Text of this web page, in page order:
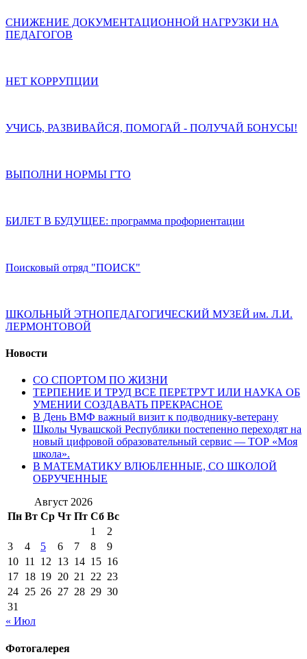
СНИЖЕНИЕ ДОКУМЕНТАЦИОННОЙ НАГРУЗКИ НА
ПЕДАГОГОВ
НЕТ КОРРУПЦИИ
УЧИСЬ, РАЗВИВАЙСЯ, ПОМОГАЙ - ПОЛУЧАЙ БОНУСЫ!
ВЫПОЛНИ НОРМЫ ГТО
БИЛЕТ В БУДУЩЕЕ: программа профориентации
Поисковый отряд "ПОИСК"
ШКОЛЬНЫЙ ЭТНОПЕДАГОГИЧЕСКИЙ МУЗЕЙ им. Л.И.
ЛЕРМОНТОВОЙ
Новости
СО СПОРТОМ ПО ЖИЗНИ
ТЕРПЕНИЕ И ТРУД ВСЕ ПЕРЕТРУТ ИЛИ НАУКА ОБ
УМЕНИИ СОЗДАВАТЬ ПРЕКРАСНОЕ
В День ВМФ важный визит к подводнику-ветерану
Школы Чувашской Республики постепенно переходят на
новый цифровой образовательный сервис — ТОР «Моя
школа».
В МАТЕМАТИКУ ВЛЮБЛЕННЫЕ, СО ШКОЛОЙ
ОБРУЧЕННЫЕ
Август 2026
Пн Вт Ср Чт Пт Сб Вс
1
2
3
4 5 6 7 8
9
10 11 12 13 14 15 16
17 18 19 20 21 22 23
24 25 26 27 28 29 30
31
« Июл
Фотогалерея